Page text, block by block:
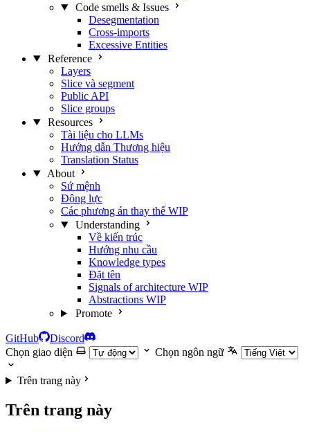
Code smells & Issues
Desegmentation
Cross-imports
Excessive Entities
Reference
Layers
Slice và segment
Public API
Slice groups
Resources
Tài liệu cho LLMs
Hướng dẫn Thương hiệu
Translation Status
About
Sứ mệnh
Động lực
Các phương án thay thế WIP
Understanding
Về kiến trúc
Hướng nhu cầu
Knowledge types
Đặt tên
Signals of architecture WIP
Abstractions WIP
Promote
GitHub
Discord
Chọn giao diện
Chọn ngôn ngữ
Trên trang này
Trên trang này